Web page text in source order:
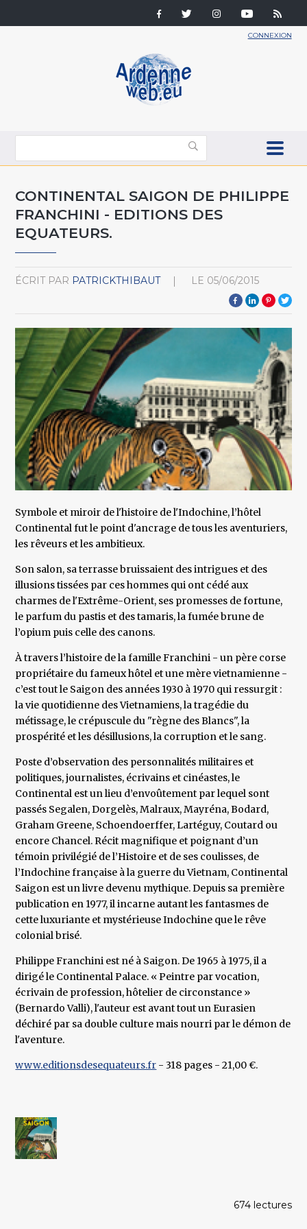
CONNEXION
CONTINENTAL SAIGON DE PHILIPPE
FRANCHINI - EDITIONS DES
EQUATEURS.
ÉCRIT PAR PATRICKTHIBAUT LE 05/06/2015
Symbole et miroir de l'histoire de l'Indochine, l’hôtel
Continental fut le point d'ancrage de tous les aventuriers,
les rêveurs et les ambitieux.
Son salon, sa terrasse bruissaient des intrigues et des
illusions tissées par ces hommes qui ont cédé aux
charmes de l'Extrême-Orient, ses promesses de fortune,
le parfum du pastis et des tamaris, la fumée brune de
l’opium puis celle des canons.
À travers l’histoire de la famille Franchini - un père corse
propriétaire du fameux hôtel et une mère vietnamienne -
c’est tout le Saigon des années 1930 à 1970 qui ressurgit :
la vie quotidienne des Vietnamiens, la tragédie du
métissage, le crépuscule du "règne des Blancs", la
prospérité et les désillusions, la corruption et le sang.
Poste d’observation des personnalités militaires et
politiques, journalistes, écrivains et cinéastes, le
Continental est un lieu d’envoûtement par lequel sont
passés Segalen, Dorgelès, Malraux, Mayréna, Bodard,
Graham Greene, Schoendoerffer, Lartéguy, Coutard ou
encore Chancel. Récit magnifique et poignant d’un
témoin privilégié de l’Histoire et de ses coulisses, de
l’Indochine française à la guerre du Vietnam, Continental
Saigon est un livre devenu mythique. Depuis sa première
publication en 1977, il incarne autant les fantasmes de
cette luxuriante et mystérieuse Indochine que le rêve
colonial brisé.
Philippe Franchini est né à Saigon. De 1965 à 1975, il a
dirigé le Continental Palace. « Peintre par vocation,
écrivain de profession, hôtelier de circonstance »
(Bernardo Valli), l'auteur est avant tout un Eurasien
déchiré par sa double culture mais nourri par le démon de
l'aventure.
www.editionsdesequateurs.fr - 318 pages - 21,00 €.
674 lectures